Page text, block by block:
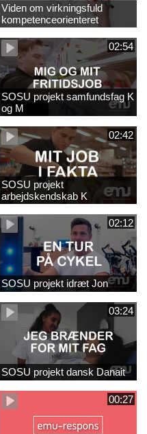
Viden om virkningsfuld
kompetenceorienteret
naturfagsundervisning
02:54
SOSU projekt samfundsfag K
og M
02:42
SOSU projekt
arbejdskendskab K
02:12
SOSU projekt idræt Jon
03:24
SOSU projekt dansk Danait
00:27